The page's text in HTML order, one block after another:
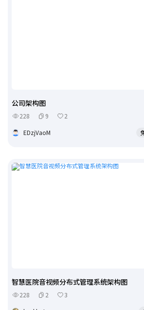
公司架构图
228 9
2
EDzjVaoM
智慧医院音视频分布式管理系统架构图
228 2
3